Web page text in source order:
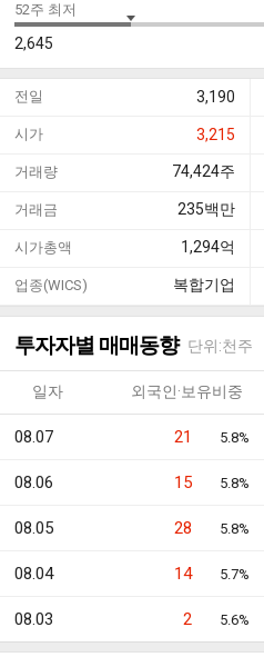
52주 최저
2,645
전일 3,190
시가 3,215
거래량 74,424주
거래금 235백만
시가총액 1,294억
업종(WICS) 복합기업
투자자별 매매동향 단위:천주
일자 외국인·보유비중
08.07 21 5.8%
08.06 15 5.8%
08.05 28 5.8%
08.04 14 5.7%
08.03 2 5.6%